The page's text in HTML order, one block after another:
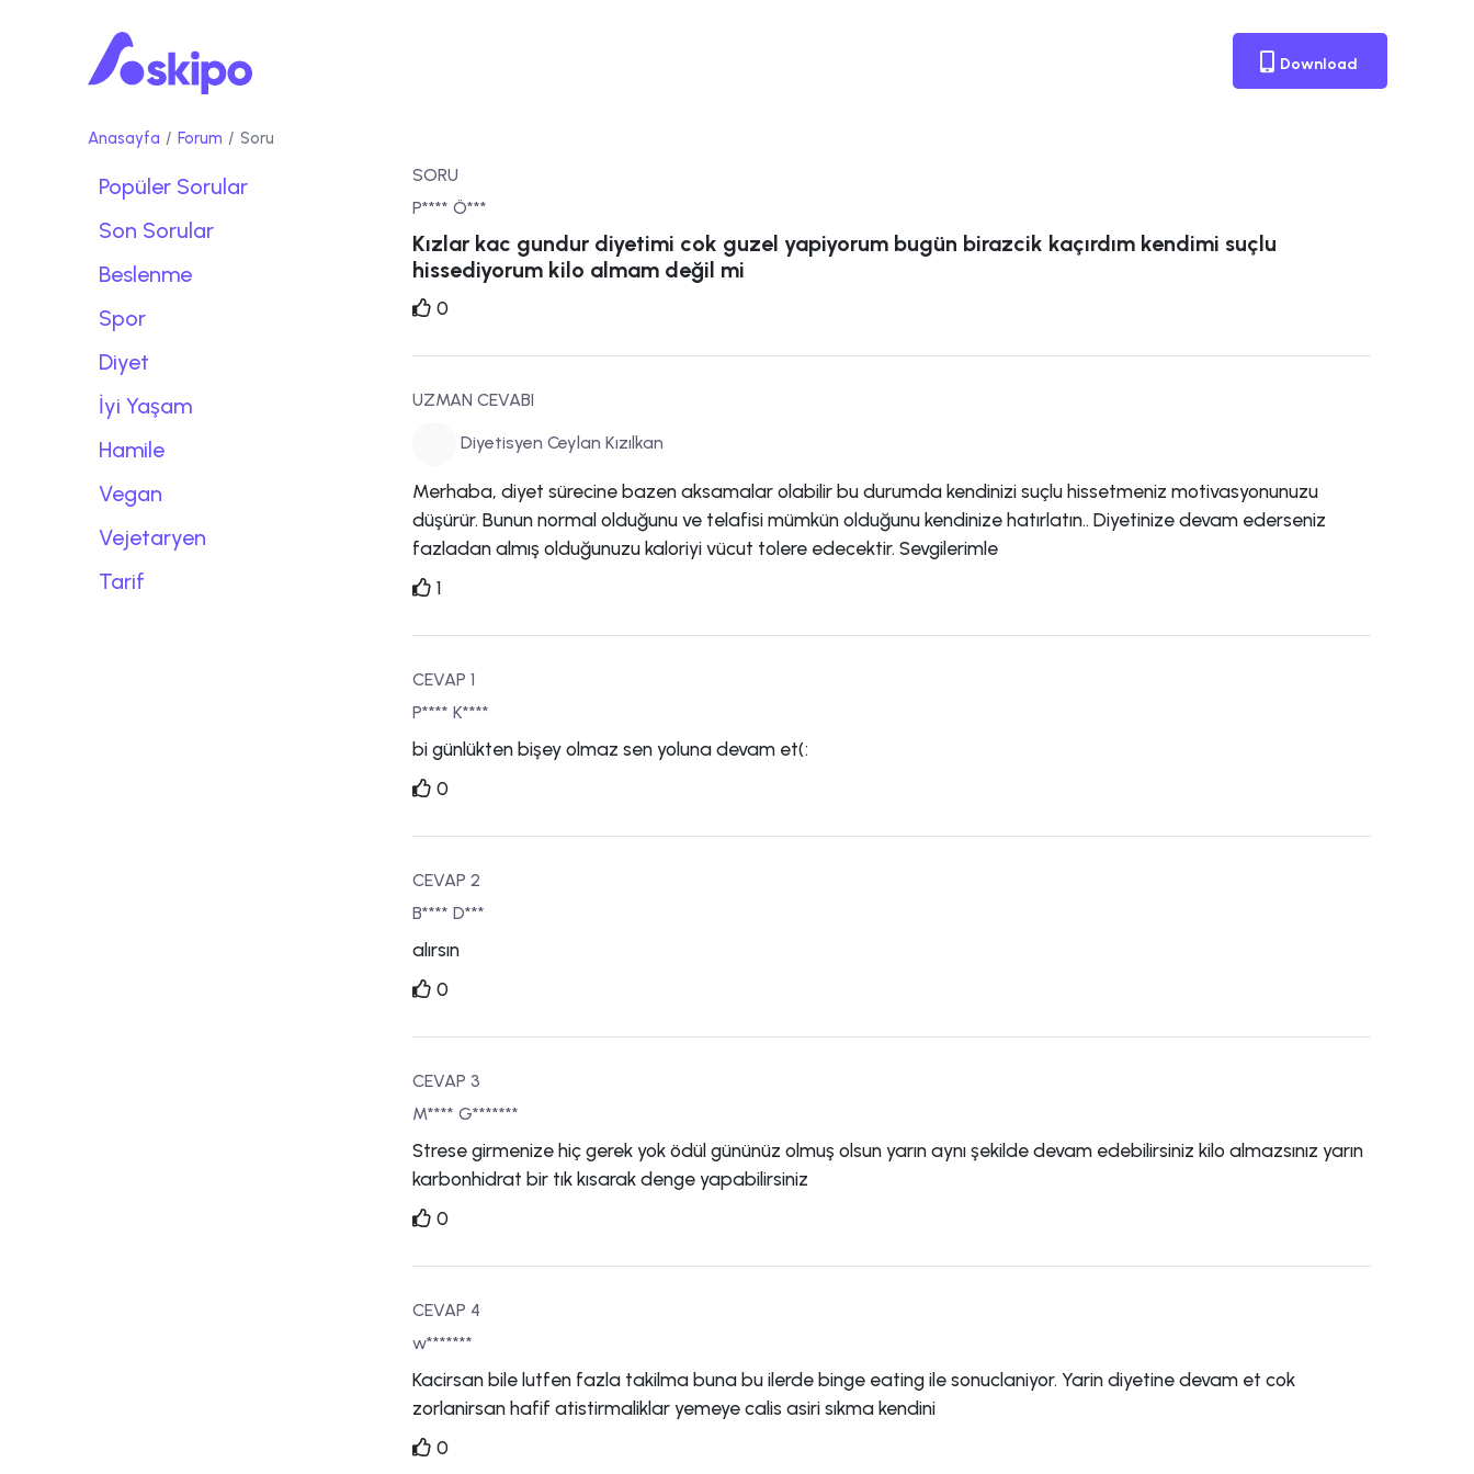
Download
Anasayfa Forum Soru
Popüler Sorular
Son Sorular
Beslenme
Spor
Diyet
İyi Yaşam
Hamile
Vegan
Vejetaryen
Tarif
SORU
P**** Ö***
Kızlar kac gundur diyetimi cok guzel yapiyorum bugün birazcik kaçırdım kendimi suçlu
hissediyorum kilo almam değil mi
0
UZMAN CEVABI
Diyetisyen Ceylan Kızılkan
Merhaba, diyet sürecine bazen aksamalar olabilir bu durumda kendinizi suçlu hissetmeniz motivasyonunuzu
düşürür. Bunun normal olduğunu ve telafisi mümkün olduğunu kendinize hatırlatın.. Diyetinize devam ederseniz
fazladan almış olduğunuzu kaloriyi vücut tolere edecektir. Sevgilerimle
1
CEVAP 1
P**** K****
bi günlükten bişey olmaz sen yoluna devam et(:
0
CEVAP 2
B**** D***
alırsın
0
CEVAP 3
M**** G*******
Strese girmenize hiç gerek yok ödül gününüz olmuş olsun yarın aynı şekilde devam edebilirsiniz kilo almazsınız yarın
karbonhidrat bir tık kısarak denge yapabilirsiniz
0
CEVAP 4
w*******
Kacirsan bile lutfen fazla takilma buna bu ilerde binge eating ile sonuclaniyor. Yarin diyetine devam et cok
zorlanirsan hafif atistirmaliklar yemeye calis asiri sıkma kendini
0